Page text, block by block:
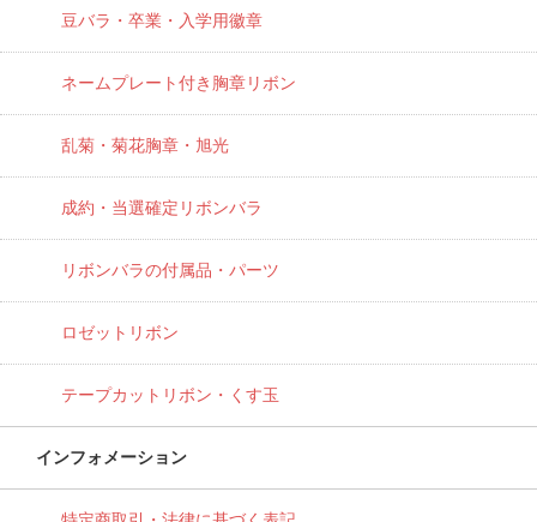
豆バラ・卒業・入学用徽章
ネームプレート付き胸章リボン
乱菊・菊花胸章・旭光
成約・当選確定リボンバラ
リボンバラの付属品・パーツ
ロゼットリボン
テープカットリボン・くす玉
インフォメーション